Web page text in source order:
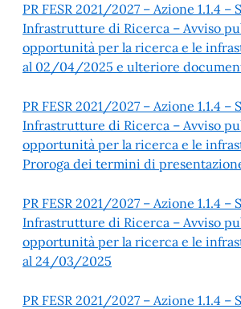
PR FESR 2021/2027 – Azione 1.1.4 –
Infrastrutture di Ricerca – Avviso
opportunità per la ricerca e le
al 02/04/2025 e ulteriore
PR FESR 2021/2027 – Azione 1.1.4 –
Infrastrutture di Ricerca – Avviso
opportunità per la ricerca e le
Proroga dei termini di
PR FESR 2021/2027 – Azione 1.1.4 –
Infrastrutture di Ricerca – Avviso
opportunità per la ricerca e le
al 24/03/2025
PR FESR 2021/2027 – Azione 1.1.4 –